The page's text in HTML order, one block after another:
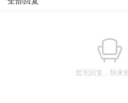
暂无回复，快来